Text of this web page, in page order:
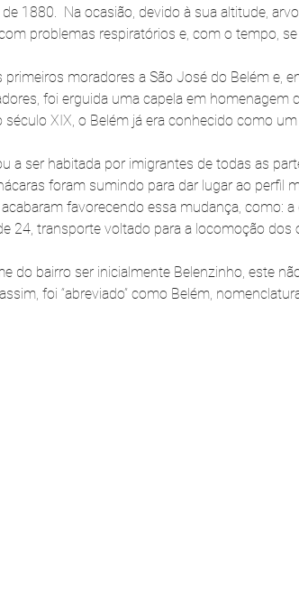
1880.  Na ocasião, devido à sua altitude,
problemas respiratórios e, com o tempo,
moradores a São José do Belém e,
foi erguida uma capela em homenagem
XIX, o Belém já era conhecido como
a ser habitada por imigrantes de todas as
foram sumindo para dar lugar ao perfil
favorecendo essa mudança, como:
24, transporte voltado para a locomoção dos
do bairro ser inicialmente Belenzinho, este
foi “abreviado” como Belém,